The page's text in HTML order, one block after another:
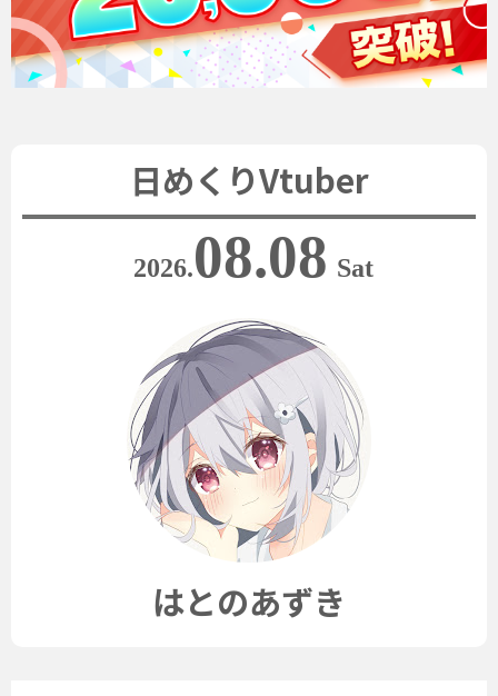
日めくりVtuber
2026.08.08 Sat
はとのあずき